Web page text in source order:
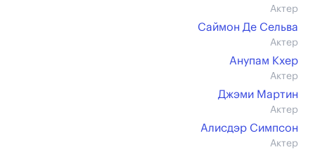
Актер
Саймон Де Сельва
Актер
Анупам Кхер
Актер
Джэми Мартин
Актер
Алисдэр Симпсон
Актер